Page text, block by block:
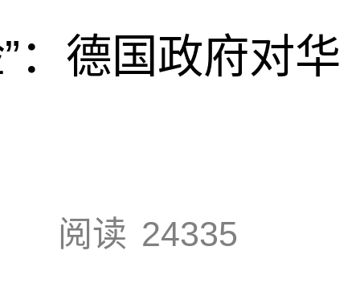
：德国政府对华
阅读 24335